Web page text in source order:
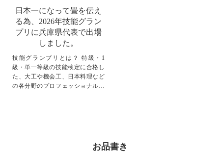
日本一になって畳を伝え
る為、2026年技能グラン
プリに兵庫県代表で出場
しました。
技能グランプリとは？ 特級・1
級・単一等級の技能検定に合格し
た、大工や機会工、日本料理など
の各分野のプロフェッショナルた
お品書き